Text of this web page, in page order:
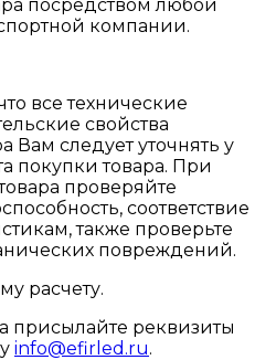
посредством любой
компании.
все технические
свойства
Вам следует уточнять у
покупки товара. При
проверяйте
соответствие
также проверьте
повреждений.
расчету.
присылайте реквизиты
info@efirled.ru.